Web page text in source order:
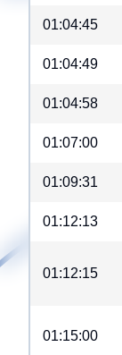
01:04:45
01:04:49
01:04:58
01:07:00
01:09:31
01:12:13
01:12:15
01:15:00